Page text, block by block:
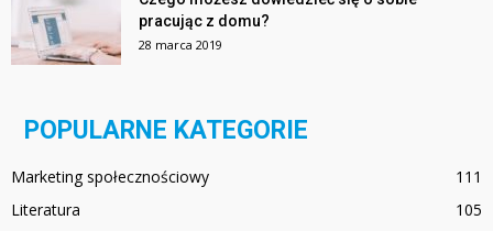
pracując z domu?
28 marca 2019
POPULARNE KATEGORIE
Marketing społecznościowy
111
Literatura
105